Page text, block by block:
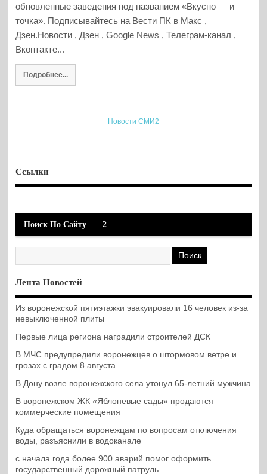
обновленные заведения под названием «Вкусно — и
точка». Подписывайтесь на Вести ПК в Макс ,
Дзен.Новости , Дзен , Google News , Телеграм-канал ,
Вконтакте...
Подробнее...
Новости СМИ2
Ссылки
Поиск По Сайту 2
Лента Новостей
Из воронежской пятиэтажки эвакуировали 16 человек из-за
невыключенной плиты
Первые лица региона наградили строителей ДСК
В МЧС предупредили воронежцев о штормовом ветре и
грозах с градом 8 августа
В Дону возле воронежского села утонул 65-летний мужчина
В воронежском ЖК «Яблоневые сады» продаются
коммерческие помещения
Куда обращаться воронежцам по вопросам отключения
воды, разъяснили в водоканале
с начала года более 900 аварий помог оформить
государственный дорожный патруль